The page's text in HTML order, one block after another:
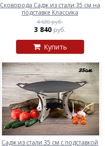
Сковорода Садж из стали 35 см на
подставке Классика
4 630 руб.
3 840 руб.
Купить
Садж из стали 35 см с подставкой